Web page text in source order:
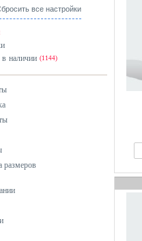
все настройки
наличии (1144)
размеров